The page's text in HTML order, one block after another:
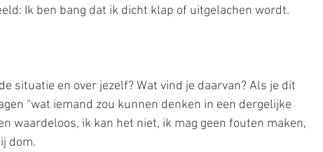
Ik ben bang dat ik dicht klap of uitgelachen wordt.
situatie en over jezelf? Wat vind je daarvan? Als je dit
“wat iemand zou kunnen denken in een dergelijke
waardeloos, ik kan het niet, ik mag geen fouten maken,
dom.